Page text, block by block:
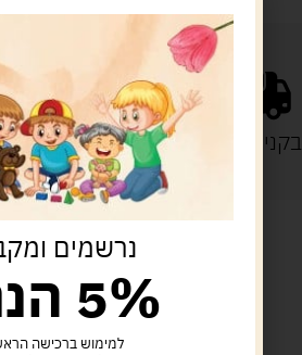
בקנייה מעל 329 ש"ח
מוצרים
נרשמים
5% הנחה
למימוש ברכישה